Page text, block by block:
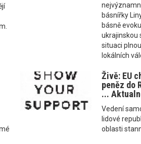
básnířky
básně
ukrajinskou
situaci
lokálních
Živě: EU
peněz do
...
Vedení
lidové
oblasti